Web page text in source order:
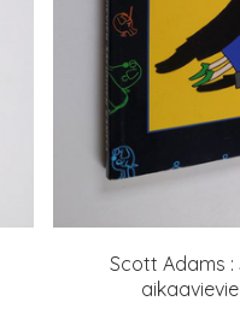
Scott Adams